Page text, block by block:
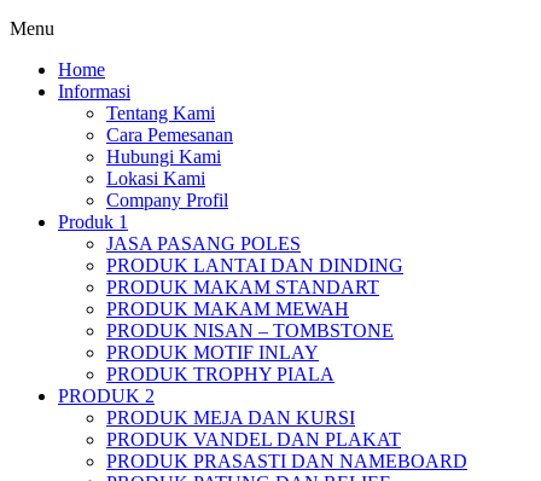
Menu
Home
Informasi
Tentang Kami
Cara Pemesanan
Hubungi Kami
Lokasi Kami
Company Profil
Produk 1
JASA PASANG POLES
PRODUK LANTAI DAN DINDING
PRODUK MAKAM STANDART
PRODUK MAKAM MEWAH
PRODUK NISAN – TOMBSTONE
PRODUK MOTIF INLAY
PRODUK TROPHY PIALA
PRODUK 2
PRODUK MEJA DAN KURSI
PRODUK VANDEL DAN PLAKAT
PRODUK PRASASTI DAN NAMEBOARD